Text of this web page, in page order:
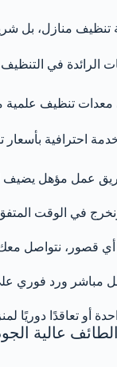
منازل، بل
في التنظيف
تنظيف علمية
احترافية بأسعار
عمل مؤهل يضيف
في الوقت
قصور، نتواصل
مباشر ورد فوري
أو تعاقدًا دوريًا
عالية